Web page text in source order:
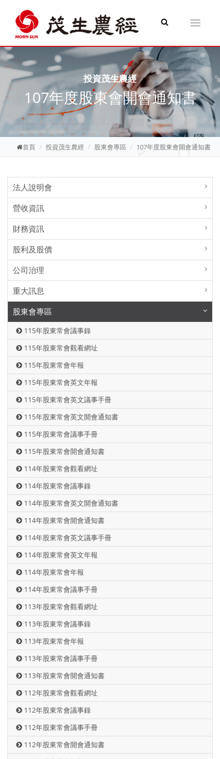
Toggle
投資茂生農經
107年度股東會開會通知書
首頁 投資茂生農經 股東會專區 107年度股東會開會通知書
法人說明會
營收資訊
財務資訊
股利及股價
公司治理
重大訊息
股東會專區
115年股東常會議事錄
115年股東常會觀看網址
115年股東常會年報
115年股東常會英文年報
115年股東常會英文議事手冊
115年股東常會英文開會通知書
115年股東常會議事手冊
115年股東常會開會通知書
114年股東常會觀看網址
114年股東常會議事錄
114年股東常會英文開會通知書
114年股東常會開會通知書
114年股東常會英文議事手冊
114年股東常會英文年報
114年股東常會年報
114年股東常會議事手冊
113年股東常會觀看網址
113年股東常會議事錄
113年股東常會年報
113年股東常會議事手冊
113年股東常會開會通知書
112年股東常會觀看網址
112年股東常會議事錄
112年股東常會議事手冊
112年股東常會開會通知書